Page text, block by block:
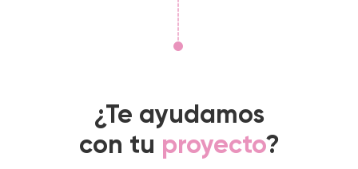
¿Te ayudamos
con tu proyecto?